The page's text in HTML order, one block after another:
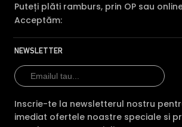
Puteți plăti ramburs, prin OP sau
Acceptăm:
NEWSLETTER
Inscrie-te la newsletterul nostru
imediat ofertele noastre speciale si